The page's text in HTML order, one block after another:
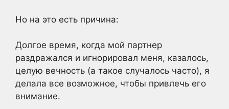
Но на это есть причина:
Долгое время, когда мой партнер
раздражался и игнорировал меня, казалось,
целую вечность (а такое случалось часто), я
делала все возможное, чтобы привлечь его
внимание.